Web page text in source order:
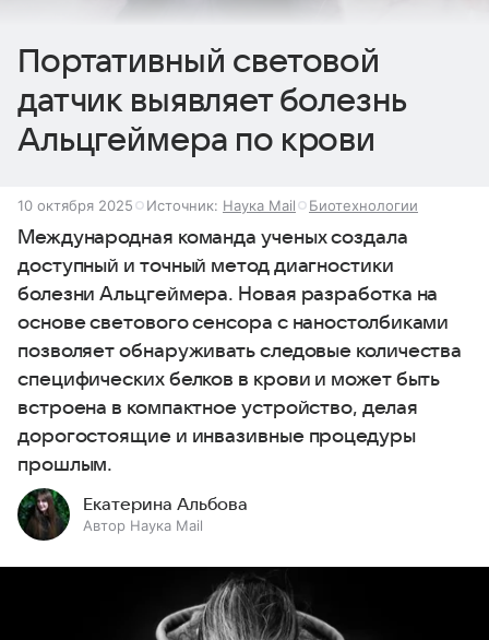
Портативный световой
датчик выявляет болезнь
Альцгеймера по крови
10 октября 2025 Источник: Наука Mail Биотехнологии
Международная команда ученых создала
доступный и точный метод диагностики
болезни Альцгеймера. Новая разработка на
основе светового сенсора с наностолбиками
позволяет обнаруживать следовые количества
специфических белков в крови и может быть
встроена в компактное устройство, делая
дорогостоящие и инвазивные процедуры
прошлым.
Екатерина Альбова
Автор Наука Mail